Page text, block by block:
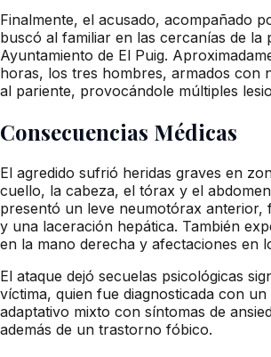
Finalmente, el acusado, acompañado
buscó al familiar en las cercanías de la
Ayuntamiento de El Puig.
horas, los tres hombres, armados con
al pariente, provocándole múltiples
Consecuencias Médicas
El agredido sufrió heridas graves en
cuello, la cabeza, el tórax y el
presentó un leve neumotórax anterior,
y una laceración hepática. También
en la mano derecha y afectaciones en
El ataque dejó secuelas psicológicas
víctima, quien fue diagnosticada con
adaptativo mixto con síntomas de
además de un trastorno fóbico.